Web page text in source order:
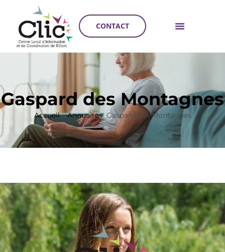
CONTACT
Gaspard des Montagnes
Accueil»Annuaire» Gaspard des Montagnes